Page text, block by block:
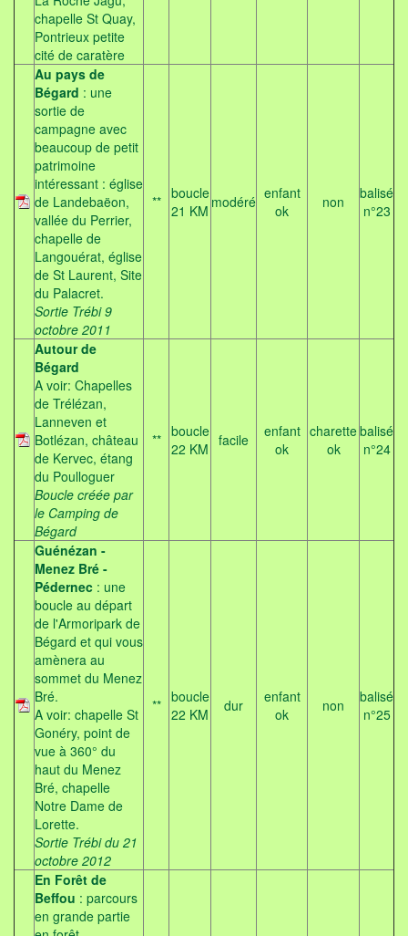
chapelle St Quay,
Pontrieux petite
cité de caratère
Au pays de
Bégard : une
sortie de
campagne avec
beaucoup de petit
patrimoine
intéressant : église
de Landebaëon,
vallée du Perrier,
chapelle de
Langouérat, église
de St Laurent, Site
du Palacret.
Sortie Trébi 9
octobre 2011
** boucle
21 KM modéré enfant
ok
non
balisé
n°23
Autour de
Bégard
A voir: Chapelles
de Trélézan,
Lanneven et
Botlézan, château
de Kervec, étang
du Poulloguer
Boucle créée par
le Camping de
Bégard
** boucle
22 KM facile
enfant
ok
charette
ok
balisé
n°24
Guénézan -
Menez Bré -
Pédernec : une
boucle au départ
de l'Armoripark de
Bégard et qui vous
amènera au
sommet du Menez
Bré.
A voir: chapelle St
Gonéry, point de
vue à 360° du
haut du Menez
Bré, chapelle
Notre Dame de
Lorette.
Sortie Trébi du 21
octobre 2012
** boucle
22 KM
dur
enfant
ok
non
balisé
n°25
En Forêt de
Beffou : parcours
en grande partie